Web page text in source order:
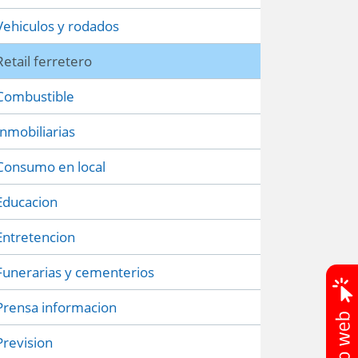
y rodados
ferretero
en local
y cementerios
informacion